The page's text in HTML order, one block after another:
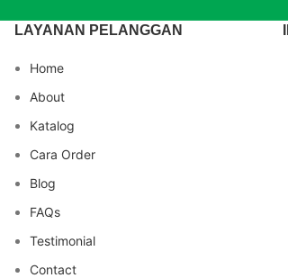
LAYANAN PELANGGAN
Home
About
Katalog
Cara Order
Blog
FAQs
Testimonial
Contact